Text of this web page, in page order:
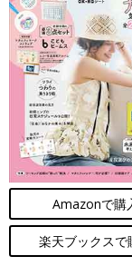
えもストレスでし
満足です」
「ベランダが狭い
から」
「店頭で『新型な
「スマホでスター
安全面も考えられて
と、最新モデルの
うです。
第５位 食洗
Amazonで購
楽天ブックスで